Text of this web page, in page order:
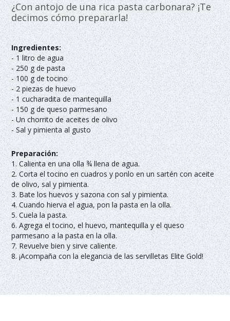
¿Con antojo de una rica pasta carbonara? ¡Te
decimos cómo prepararla!
Ingredientes:
- 1 litro de agua
- 250 g de pasta
- 100 g de tocino
- 2 piezas de huevo
- 1 cucharadita de mantequilla
- 150 g de queso parmesano
- Un chorrito de aceites de olivo
- Sal y pimienta al gusto
Preparación:
1. Calienta en una olla ¾ llena de agua.
2. Corta el tocino en cuadros y ponlo en un sartén con aceite
de olivo, sal y pimienta.
3. Bate los huevos y sazona con sal y pimienta.
4. Cuando hierva el agua, pon la pasta en la olla.
5. Cuela la pasta.
6. Agrega el tocino, el huevo, mantequilla y el queso
parmesano a la pasta en la olla.
7. Revuelve bien y sirve caliente.
8. ¡Acompaña con la elegancia de las servilletas Elite Gold!